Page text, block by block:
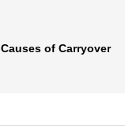
Causes of Carryover